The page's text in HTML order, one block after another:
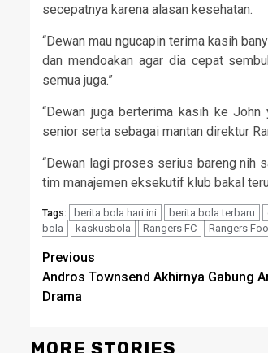
secepatnya karena alasan kesehatan.
“Dewan mau ngucapin terima kasih
dan mendoakan agar dia cepat
semua juga.”
“Dewan juga berterima kasih ke
senior serta sebagai mantan direktur
“Dewan lagi proses serius bareng nih
tim manajemen eksekutif klub bakal
Tags: berita bola hari ini berita bola terbaru
bola
kaskusbola Rangers FC Rangers
Continue
Reading
Previous
Andros Townsend Akhirnya Gabung
Drama
MORE STORIES